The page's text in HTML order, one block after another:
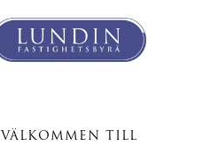
VÄLKOMMEN TILL